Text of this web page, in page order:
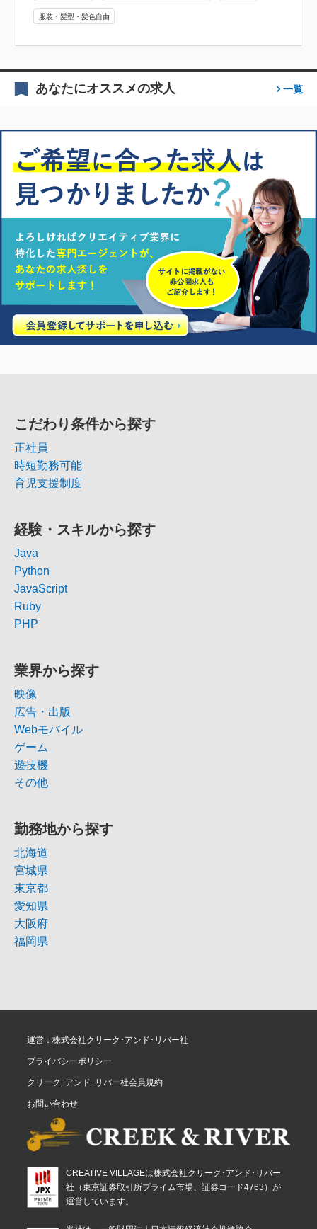
服装・髪型・髪色自由
あなたにオススメの求人 一覧
こだわり条件から探す
正社員
時短勤務可能
育児支援制度
経験・スキルから探す
Java
Python
JavaScript
Ruby
PHP
業界から探す
映像
広告・出版
Webモバイル
ゲーム
遊技機
その他
勤務地から探す
北海道
宮城県
東京都
愛知県
大阪府
福岡県
運営：株式会社クリーク･アンド･リバー社
プライバシーポリシー
クリーク･アンド･リバー社会員規約
お問い合わせ
CREATIVE VILLAGEは株式会社クリーク･アンド･リバー
社（東京証券取引所プライム市場、証券コード4763）が
運営しています。